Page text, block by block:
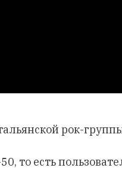
рок-
то есть